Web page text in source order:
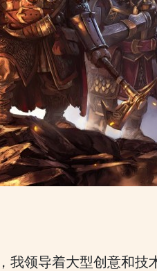
领导着大型创意和技